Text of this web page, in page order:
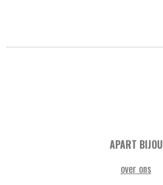
APART BIJOU
over ons